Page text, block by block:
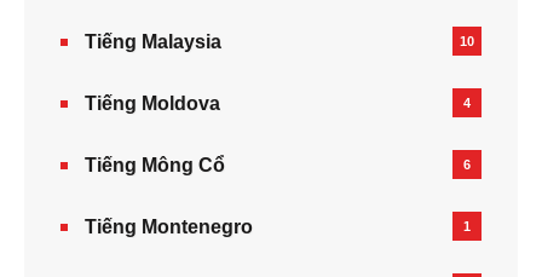
Tiếng Malaysia 10
Tiếng Moldova 4
Tiếng Mông Cổ 6
Tiếng Montenegro 1